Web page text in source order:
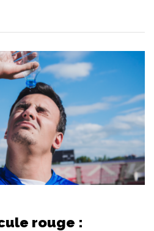
rouge :